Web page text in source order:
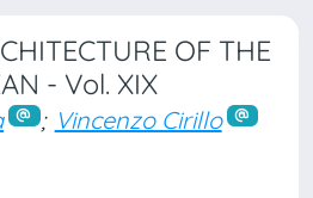
OF THE
- Vol. XIX
; Vincenzo Cirillo